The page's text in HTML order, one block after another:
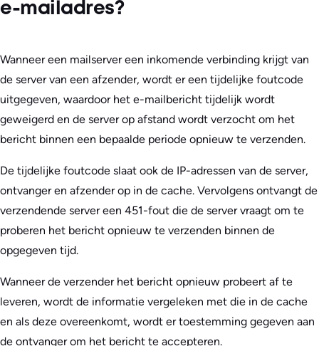
e-mailadres?
Wanneer een mailserver een inkomende verbinding krijgt van
de server van een afzender, wordt er een tijdelijke foutcode
uitgegeven, waardoor het e-mailbericht tijdelijk wordt
geweigerd en de server op afstand wordt verzocht om het
bericht binnen een bepaalde periode opnieuw te verzenden.
De tijdelijke foutcode slaat ook de IP-adressen van de server,
ontvanger en afzender op in de cache. Vervolgens ontvangt de
verzendende server een 451-fout die de server vraagt om te
proberen het bericht opnieuw te verzenden binnen de
opgegeven tijd.
Wanneer de verzender het bericht opnieuw probeert af te
leveren, wordt de informatie vergeleken met die in de cache
en als deze overeenkomt, wordt er toestemming gegeven aan
de ontvanger om het bericht te accepteren.